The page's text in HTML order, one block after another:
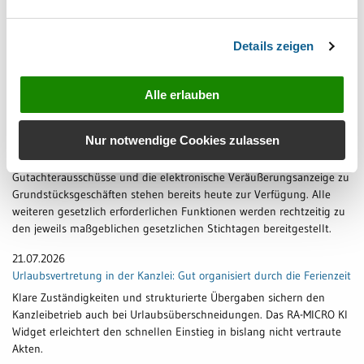
Details zeigen
Alle erlauben
Nur notwendige Cookies zulassen
Im August unter anderem im Programm: KI-Integration mit dem
Funktionen rechtzeitig bereit
Der elektronische Notar-Verwaltungs-Austausch wird verbindlich. RA-
MICRO unterstützt Notariate bei der schrittweisen Umstellung auf
die neuen digitalen Verfahren. Mitteilungen an die
Gutachterausschüsse und die elektronische Veräußerungsanzeige zu
Grundstücksgeschäften stehen bereits heute zur Verfügung. Alle
weiteren gesetzlich erforderlichen Funktionen werden rechtzeitig zu
den jeweils maßgeblichen gesetzlichen Stichtagen bereitgestellt.
21.07.2026
Urlaubsvertretung in der Kanzlei: Gut organisiert durch die Ferienzeit
Klare Zuständigkeiten und strukturierte Übergaben sichern den
Kanzleibetrieb auch bei Urlaubsüberschneidungen. Das RA-MICRO KI
Widget erleichtert den schnellen Einstieg in bislang nicht vertraute
Akten.